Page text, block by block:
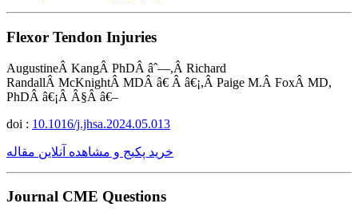
Flexor Tendon Injuries
AugustineÂ KangÂ PhDÂ âˆ—,Â Richard
RandallÂ McKnightÂ MDÂ â€ Â â€¡,Â Paige M.Â FoxÂ MD,
PhDÂ â€¡Â Â§Â â€–
doi : 10.1016/j.jhsa.2024.05.013
خرید پکیج و مشاهده آنلاین مقاله
Journal CME Questions